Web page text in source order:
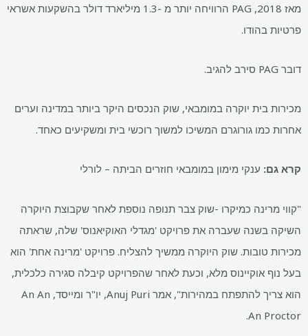
מאז 2018, PAG הרוויחה יותר מ -1.3 מיליארד דולר בהשקעות אשראי
פרטיות בהודו.
דובר PAG סירב להגיב.
מכירות בית יוקרה במומבאי, שוק הנכסים היקר ביותר במדינה וערים
אחרות כמו גורוגרם המשיכו למשוך רוכשי בית ומשקיעים כאחד.
קרא גם: ענקי מימון במומבאי חוזרים הביתה – לורלי
"קווי מרינה כמיקרו -שוק צבר תנופה נוספת לאחר שקבוצת היוקרה
השיקה בשנה שעברה את פרויקט 'מגדלי האוקיאנוס' שלה, שראתה
מכירות טובות. שוק היוקרה ממשיך להצליח. פרויקט 'מרינה אחת' הוא
בעל נוף אוקיינוס ​​מלא, וכעת לאחר שהפרויקט קיבלה סגירה כלכלית,
הוא צריך להתפתח במהירות", אמר Anuj Puri, יו"ר ומייסד, An An
An Proctor.